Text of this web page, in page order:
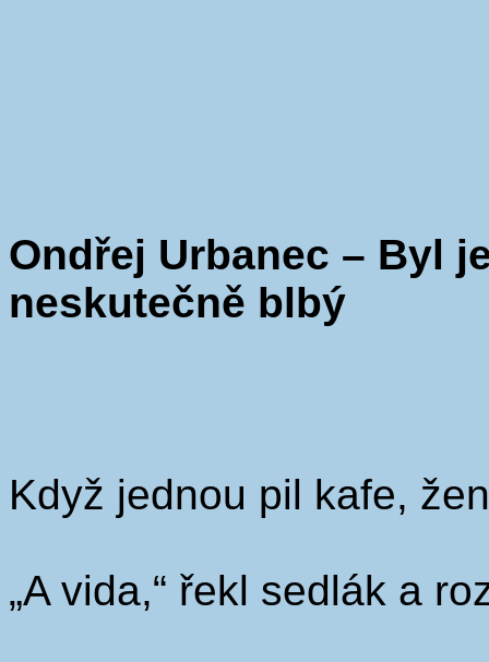
Ondřej Urbanec – Byl
neskutečně blbý
Když jednou pil kafe,
„A vida,“ řekl sedlák a